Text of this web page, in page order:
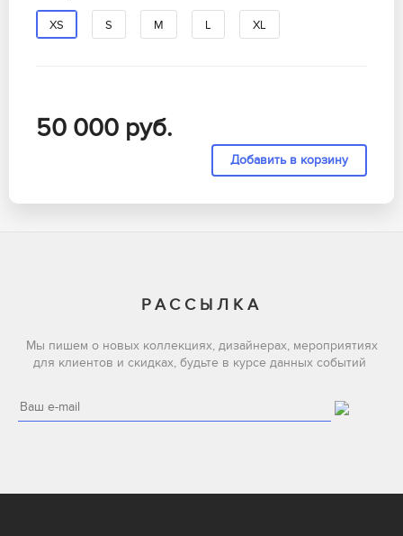
XS S M L XL
50 000 руб.
РАССЫЛКА
Мы пишем о новых коллекциях, дизайнерах, мероприятиях
для клиентов и скидках, будьте в курсе данных событий